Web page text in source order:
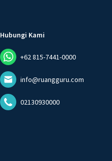
Hubungi Kami
+62 815-7441-0000
info@ruangguru.com
02130930000